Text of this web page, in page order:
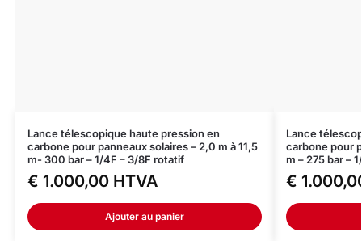
Lance télescopique haute pression en
carbone pour panneaux solaires – 2,0 m à 11,5
m- 300 bar – 1/4F – 3/8F rotatif
€ 1.000,00 HTVA
Ajouter au panier
Lance
carbone pour
m – 275 bar –
€